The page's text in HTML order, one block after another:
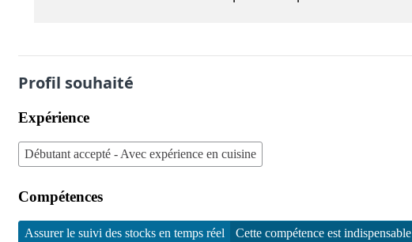
Profil souhaité
Expérience
Débutant accepté - Avec expérience en cuisine
Compétences
Assurer le suivi des stocks en temps réel Cette compétence est indispensable